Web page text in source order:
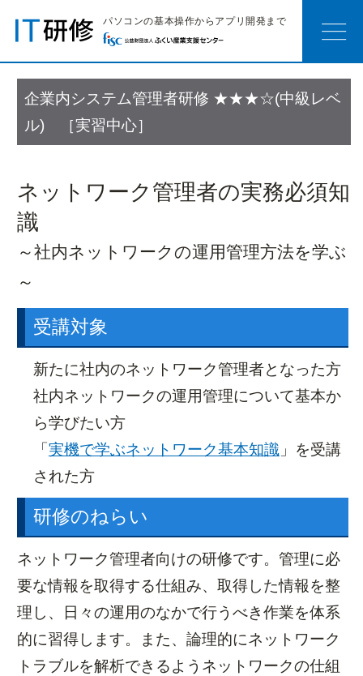
パソコンの基本操作からアプリ開発まで
嶺北会場研修
嶺南会場研修
おすすめ研修
開催研修一覧
会場へのアクセス
お知らせ
研修カテゴリー
人気コース紹介
研修の目安
研修のポイント
受講手続き
よくあるご質問
ガイドブック
メルマガ登録
企業内システム管理者研修 ★★★☆(中級レベ
ル) ［実習中心］
ネットワーク管理者の実務必須知
識
～社内ネットワークの運用管理方法を学ぶ
～
受講対象
新たに社内のネットワーク管理者となった方
社内ネットワークの運用管理について基本か
ら学びたい方
「 実機で学ぶネットワーク基本知識」を受講
された方
研修のねらい
ネットワーク管理者向けの研修です。管理に必
要な情報を取得する仕組み、取得した情報を整
理し、日々の運用のなかで行うべき作業を体系
的に習得します。また、論理的にネットワーク
トラブルを解析できるようネットワークの仕組